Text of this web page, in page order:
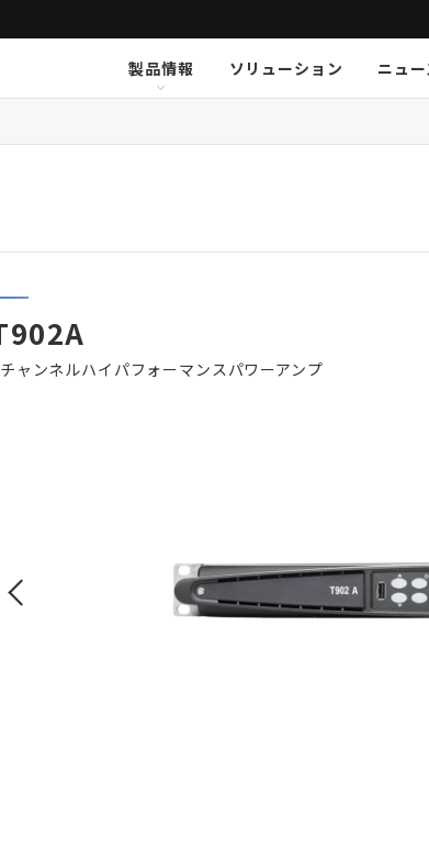
製品情報
K-array KGEAR
TiMax Violet Audio
ソリューション
ニュー
K-array KGEAR
TiMax Violet Audio
ャンネルハイパフォーマンスパワーアンプ